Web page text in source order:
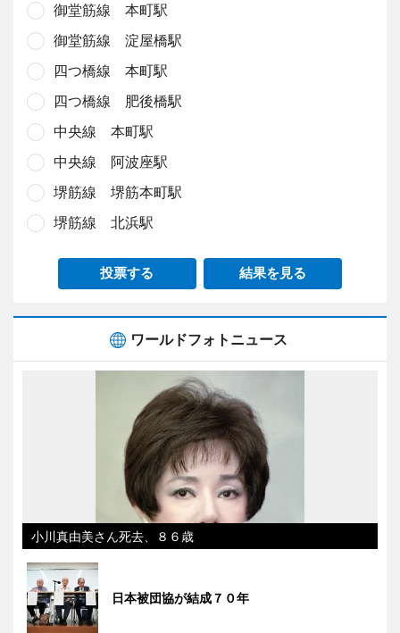
御堂筋線 本町駅
御堂筋線 淀屋橋駅
四つ橋線 本町駅
四つ橋線 肥後橋駅
中央線 本町駅
中央線 阿波座駅
堺筋線 堺筋本町駅
堺筋線 北浜駅
投票する 結果を見る
ワールドフォトニュース
小川真由美さん死去、８６歳
日本被団協が結成７０年